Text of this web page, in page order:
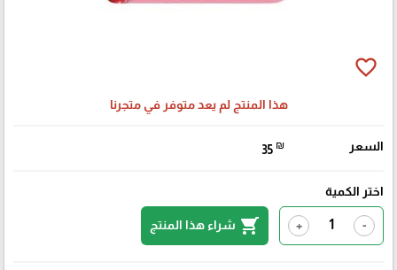
favorite_border
هذا المنتج لم يعد متوفر في متجرنا
السعر 35 ₪
اختر الكمية
-
+
shopping_cart شراء هذا المنتج